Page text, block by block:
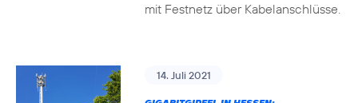
mit Festnetz über Kabelanschlüsse.
14. Juli 2021